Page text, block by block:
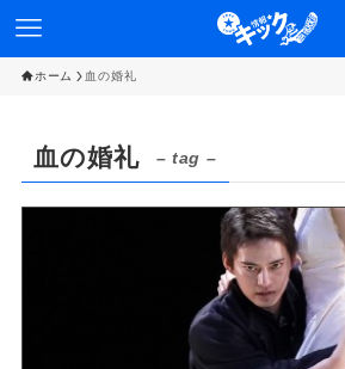
ホーム 血の婚礼
血の婚礼 – tag –